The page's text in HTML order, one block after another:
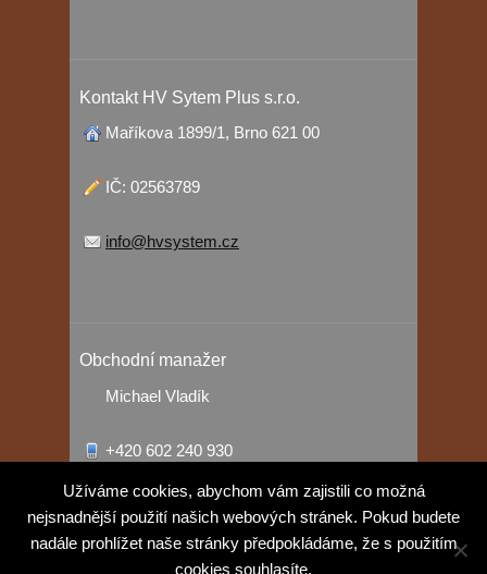
Kontakt HV Sytem Plus s.r.o.
Maříkova 1899/1, Brno 621 00
IČ: 02563789
info@hvsystem.cz
Obchodní manažer
Michael Vladík
+420 602 240 930
vladik@hvsystem.cz
Užíváme cookies, abychom vám zajistili co možná
nejsnadnější použití našich webových stránek. Pokud budete
nadále prohlížet naše stránky předpokládáme, že s použitím
cookies souhlasíte.